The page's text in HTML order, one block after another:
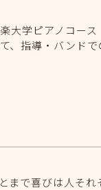
大学ピアノコー
指導・バンドで
まで喜びは人そ